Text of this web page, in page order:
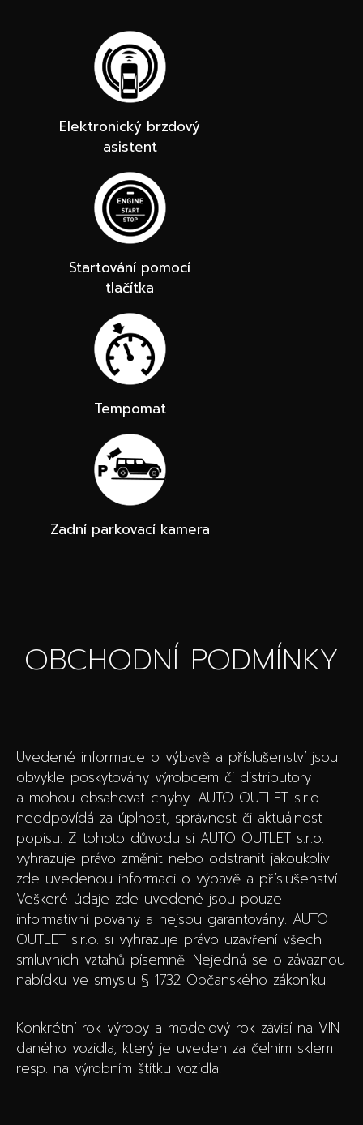
Elektronický brzdový
asistent
Startování pomocí
tlačítka
Tempomat
Zadní parkovací kamera
OBCHODNÍ PODMÍNKY
Uvedené informace o výbavě a příslušenství jsou
obvykle poskytovány výrobcem či distributory
a mohou obsahovat chyby. AUTO OUTLET s.r.o.
neodpovídá za úplnost, správnost či aktuálnost
popisu. Z tohoto důvodu si AUTO OUTLET s.r.o.
vyhrazuje právo změnit nebo odstranit jakoukoliv
zde uvedenou informaci o výbavě a příslušenství.
Veškeré údaje zde uvedené jsou pouze
informativní povahy a nejsou garantovány. AUTO
OUTLET s.r.o. si vyhrazuje právo uzavření všech
smluvních vztahů písemně. Nejedná se o závaznou
nabídku ve smyslu § 1732 Občanského zákoníku.
Konkrétní rok výroby a modelový rok závisí na VIN
daného vozidla, který je uveden za čelním sklem
resp. na výrobním štítku vozidla.